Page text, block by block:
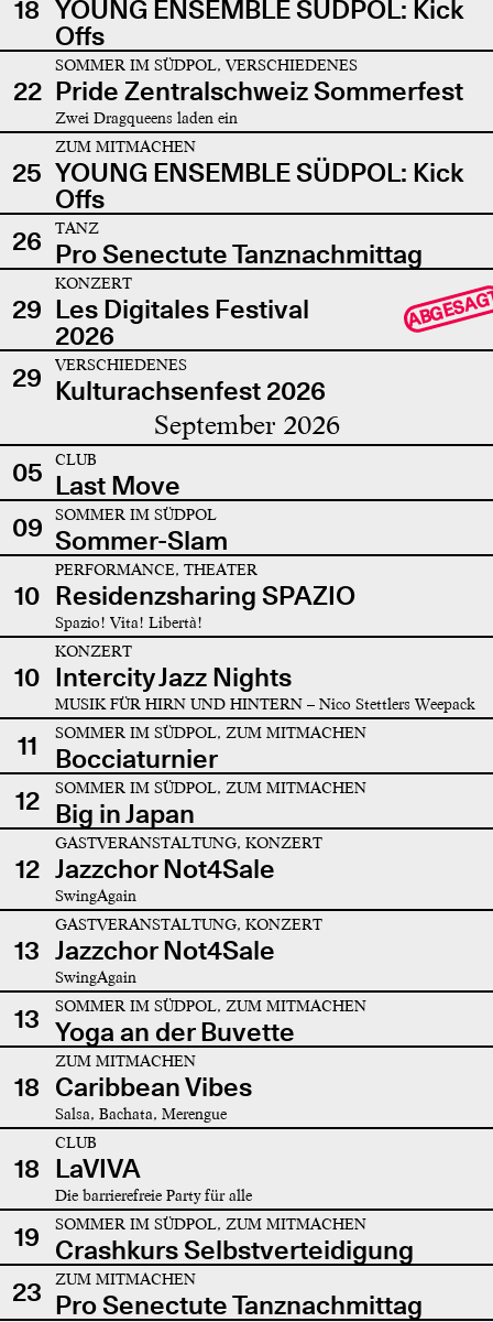
18 YOUNG ENSEMBLE SÜDPOL: Kick
Offs
22
SOMMER IM SÜDPOL, VERSCHIEDENES
Pride Zentralschweiz Sommerfest
Zwei Dragqueens laden ein
25
ZUM MITMACHEN
YOUNG ENSEMBLE SÜDPOL: Kick
Offs
26
TANZ
Pro Senectute Tanznachmittag
29
KONZERT
Les Digitales Festival
2026
29 VERSCHIEDENES
Kulturachsenfest 2026
September 2026
05 CLUB
Last Move
09
SOMMER IM SÜDPOL
Sommer-Slam
10
PERFORMANCE, THEATER
Residenzsharing SPAZIO
Spazio! Vita! Libertà!
10
KONZERT
Intercity Jazz Nights
MUSIK FÜR HIRN UND HINTERN – Nico Stettlers Weepack
11 SOMMER IM SÜDPOL, ZUM MITMACHEN
Bocciaturnier
12
SOMMER IM SÜDPOL, ZUM MITMACHEN
Big in Japan
12
GASTVERANSTALTUNG, KONZERT
Jazzchor Not4Sale
SwingAgain
13
GASTVERANSTALTUNG, KONZERT
Jazzchor Not4Sale
SwingAgain
13 SOMMER IM SÜDPOL, ZUM MITMACHEN
Yoga an der Buvette
18
ZUM MITMACHEN
Caribbean Vibes
Salsa, Bachata, Merengue
18
CLUB
LaVIVA
Die barrierefreie Party für alle
19 SOMMER IM SÜDPOL, ZUM MITMACHEN
Crashkurs Selbstverteidigung
23
ZUM MITMACHEN
Pro Senectute Tanznachmittag